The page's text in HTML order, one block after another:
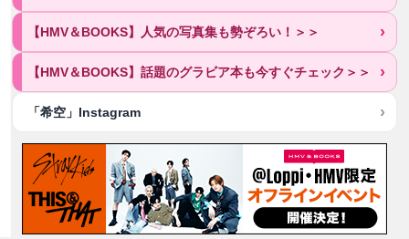
【HMV＆BOOKS】人気の写真集も勢ぞろい！＞＞
【HMV＆BOOKS】話題のグラビア本も今すぐチェック＞＞
「希空」Instagram